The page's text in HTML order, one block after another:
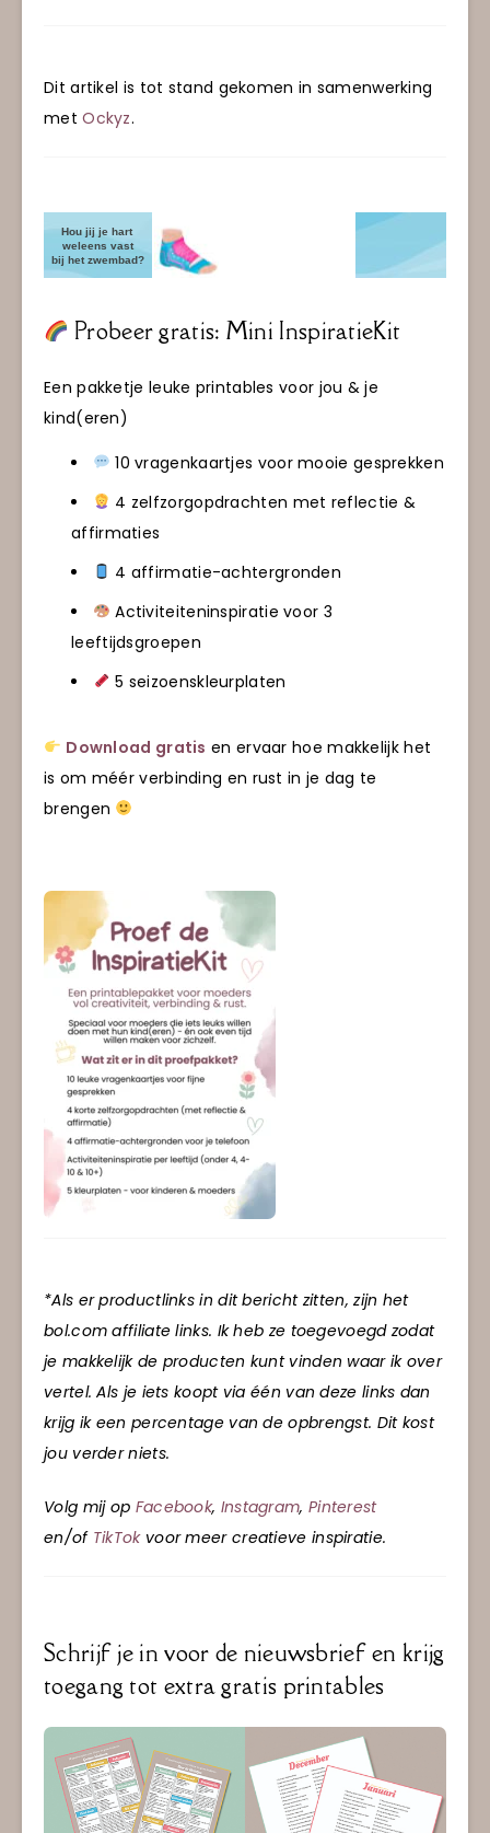
Dit artikel is tot stand gekomen in samenwerking
metOckyz.
Probeer gratis: Mini InspiratieKit
Een pakketje leuke printables voor jou & je
kind(eren)
10 vragenkaartjes voor mooie gesprekken
4 zelfzorgopdrachten met reflectie &
affirmaties
4 affirmatie-achtergronden
Activiteiteninspiratie voor 3
leeftijdsgroepen
5 seizoenskleurplaten
Download gratis en ervaar hoe makkelijk het
is om méér verbinding en rust in je dag te
brengen
*Als er productlinks in dit bericht zitten, zijn het
bol.com affiliate links. Ik heb ze toegevoegd zodat
je makkelijk de producten kunt vinden waar ik over
vertel. Als je iets koopt via één van deze links dan
krijg ik een percentage van de opbrengst. Dit kost
jou verder niets.
Volg mij op Facebook, Instagram, Pinterest
en/of TikTokvoor meer creatieve inspiratie.
Schrijf je in voor de nieuwsbrief en krijg
toegang tot extra gratis printables